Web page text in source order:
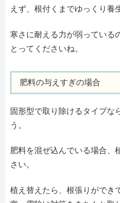
えず、根付くまでゆっくり養
寒さに耐える力が弱っている
とってくださいね。
肥料の与えすぎの場合
固形型で取り除けるタイプな
う。
肥料を混ぜ込んでいる場合、
さい。
植え替えたら、根張りができ